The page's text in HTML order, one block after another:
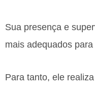
Sua presença e
mais adequados
Para tanto, ele